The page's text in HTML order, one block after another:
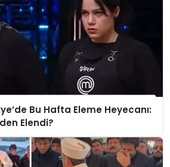
Bu Hafta Eleme Heyecanı:
Elendi?